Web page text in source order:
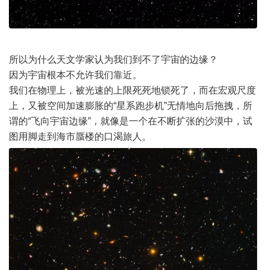
所以为什么天文学家认为我们到不了宇宙的边缘？
因为宇宙根本不允许我们靠近。
我们在物理上，被光速的上限死死地锁死了，而在宏观尺度
上，又被空间加速膨胀的“星系跑步机”无情地向后拖拽，所
谓的“飞向宇宙边缘”，就像是一个在不断扩张的沙漠中，试
图用脚走到海市蜃楼的口渴旅人。